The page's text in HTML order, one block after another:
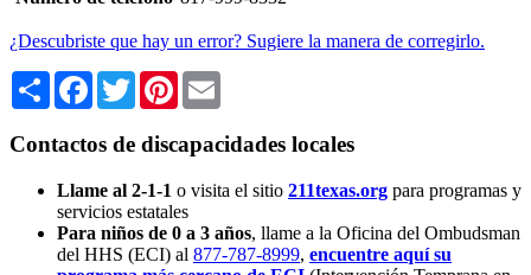
¿Descubriste que hay un error? Sugiere la manera de corregirlo.
Share Facebook
TwitterPinterest
Contactos de discapacidades locales
Llame al 2-1-1 o visita el sitio 211texas.org para programas y
servicios estatales
Para niños de 0 a 3 años, llame a la Oficina del Ombudsman
del HHS (ECI) al 877-787-8999, encuentre aquí su